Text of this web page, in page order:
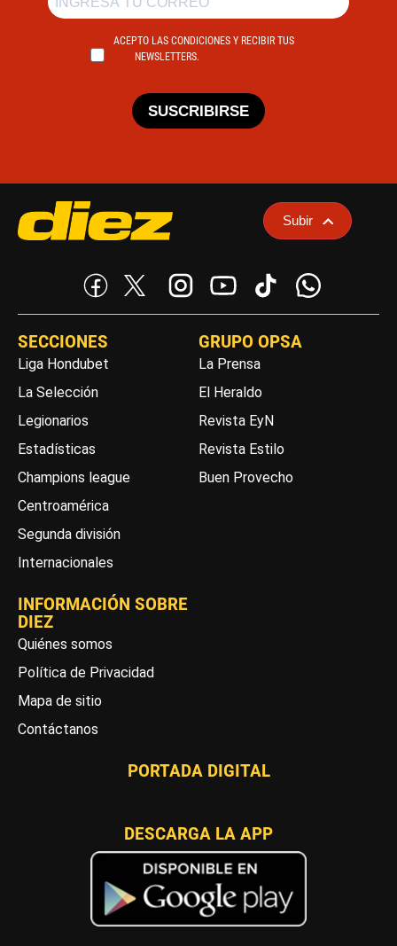
ACEPTO LAS CONDICIONES Y RECIBIR TUS
NEWSLETTERS.
SUSCRIBIRSE
Subir
SECCIONES
Liga Hondubet
La Selección
Legionarios
Estadísticas
Champions league
Centroamérica
Segunda división
Internacionales
GRUPO OPSA
La Prensa
El Heraldo
Revista EyN
Revista Estilo
Buen Provecho
INFORMACIÓN SOBRE
DIEZ
Quiénes somos
Política de Privacidad
Mapa de sitio
Contáctanos
PORTADA DIGITAL
DESCARGA LA APP